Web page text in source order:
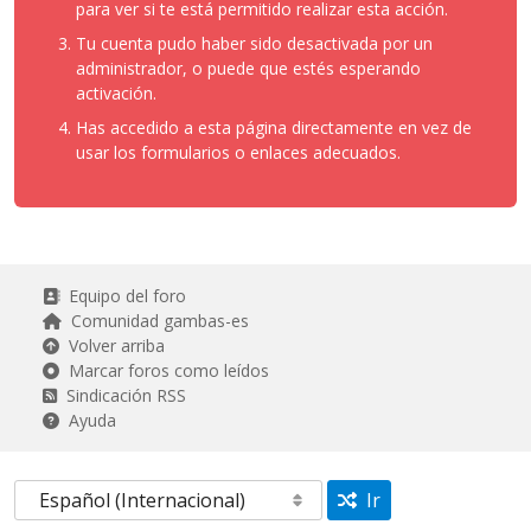
para ver si te está permitido realizar esta acción.
Tu cuenta pudo haber sido desactivada por un
administrador, o puede que estés esperando
activación.
Has accedido a esta página directamente en vez de
usar los formularios o enlaces adecuados.
Equipo del foro
Comunidad gambas-es
Volver arriba
Marcar foros como leídos
Sindicación RSS
Ayuda
Ir